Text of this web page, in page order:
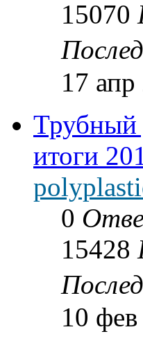
15070
17
итоги
0
15428
10